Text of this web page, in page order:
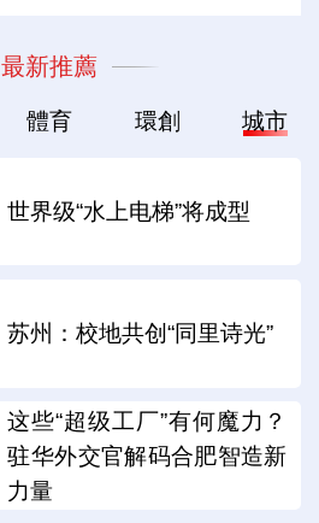
最新推薦
體育 環創 城市
世界级“水上电梯”将成型
苏州：校地共创“同里诗光”
这些“超级工厂”有何魔力？
驻华外交官解码合肥智造新
力量